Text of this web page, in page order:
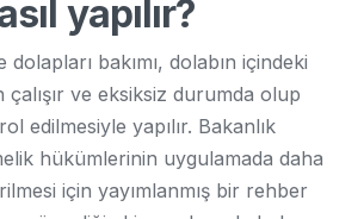
yapılır?
dolapları bakımı, dolabın içindeki
çalışır ve eksiksiz durumda olup
edilmesiyle yapılır. Bakanlık
hükümlerinin uygulamada daha
için yayımlanmış bir rehber